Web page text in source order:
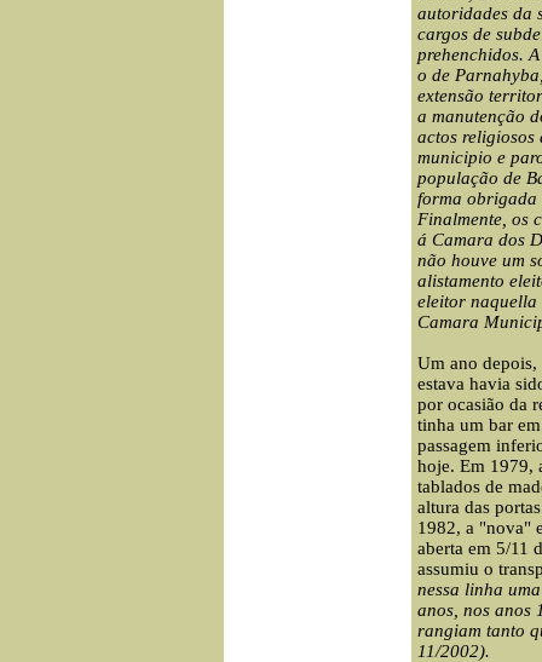
autoridades da
cargos de
prehenchidos.
o de
extensão
a manutenção
actos religiosos
municipio e
população de
forma
Finalmente, os
á Camara dos
não houve um
alistamento
eleitor
Camara
Um ano
estava havia
por ocasião da
tinha um bar
passagem
hoje. Em 1979,
tablados de
altura das
1982, a "nova"
aberta em 5/11
assumiu o
nessa linha
anos, nos anos
rangiam tanto
11/2002).